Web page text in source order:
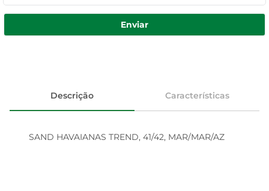
Enviar
Descrição Características
SAND HAVAIANAS TREND, 41/42, MAR/MAR/AZ